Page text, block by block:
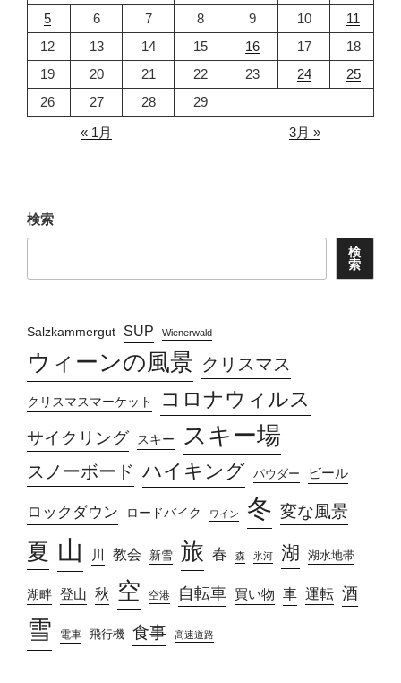
5
6 7 8 9 10
11
12
13 14 15 16 17
18
19
20 21 22 23 24
25
26
27 28
29
« 1月
3月 »
検索
検
索
Salzkammergut SUP Wienerwald
ウィーンの風景 クリスマス
クリスマスマーケット コロナウィルス
サイクリング スキー スキー場
スノーボード ハイキング パウダー ビール
ロックダウン ロードバイク ワイン 冬 変な風景
夏 山 川 教会 新雪 旅 春 森 氷河 湖 湖水地帯
湖畔 登山 秋 空 空港 自転車 買い物 車 運転 酒
雪 電車 飛行機 食事 高速道路